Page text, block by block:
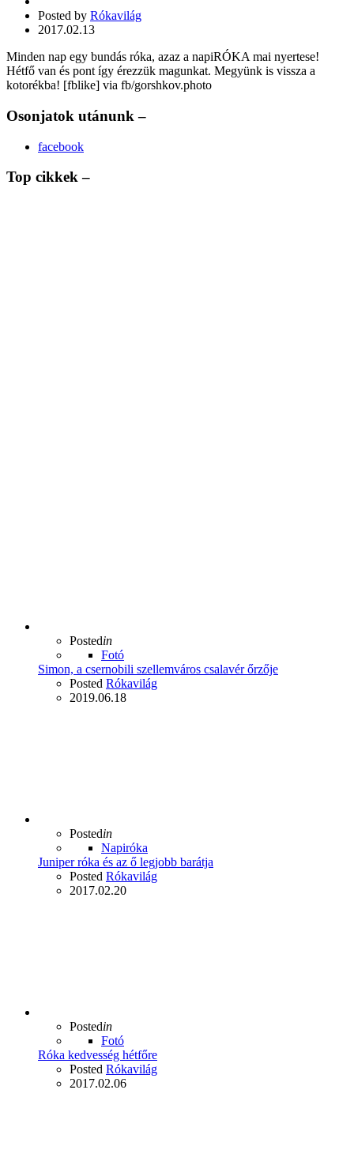
Posted by Rókavilág
2017.02.13
Minden nap egy bundás róka, azaz a napiRÓKA mai nyertese!
Hétfő van és pont így érezzük magunkat. Megyünk is vissza a
kotorékba! [fblike] via fb/gorshkov.photo
Osonjatok utánunk –
facebook
Top cikkek –
Postedin
Fotó
Simon, a csernobili szellemváros csalavér őrzője
Posted Rókavilág
2019.06.18
Postedin
Napiróka
Juniper róka és az ő legjobb barátja
Posted Rókavilág
2017.02.20
Postedin
Fotó
Róka kedvesség hétfőre
Posted Rókavilág
2017.02.06